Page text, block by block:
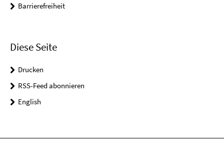
Barrierefreiheit
Diese Seite
Drucken
RSS-Feed abonnieren
English